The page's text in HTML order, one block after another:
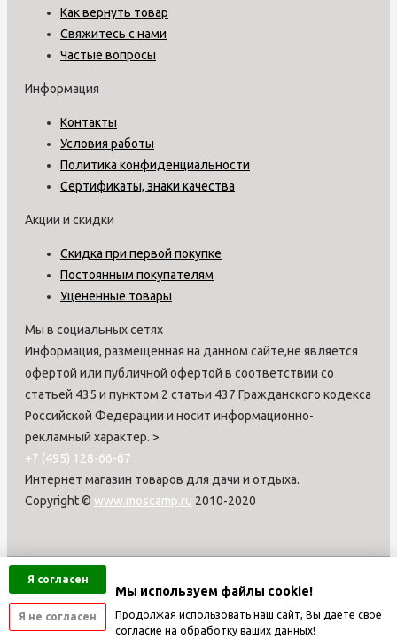
Я согласен
Я не согласен
Мы используем файлы cookie!
Продолжая использовать наш сайт, Вы даете свое
согласие на обработку ваших данных!
Как вернуть товар
Свяжитесь с нами
Частые вопросы
Информация
Контакты
Условия работы
Политика конфиденциальности
Сертификаты, знаки качества
Акции и скидки
Скидка при первой покупке
Постоянным покупателям
Уцененные товары
Мы в социальных сетях
Информация, размещенная на данном сайте,не является
офертой или публичной офертой в соответствии со
статьей 435 и пунктом 2 статьи 437 Гражданского кодекса
Российской Федерации и носит информационно-
рекламный характер. >
+7 (495) 128-66-67
Интернет магазин товаров для дачи и отдыха.
Copyright © www.moscamp.ru 2010-2020